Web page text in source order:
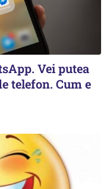
Vei putea
telefon. Cum e